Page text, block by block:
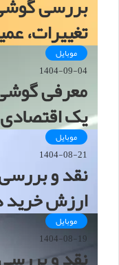
تغییرات،
موبایل
1404-09-04
یک
موبایل
1404-08-21
ارزش خرید
موبایل
1404-08-19